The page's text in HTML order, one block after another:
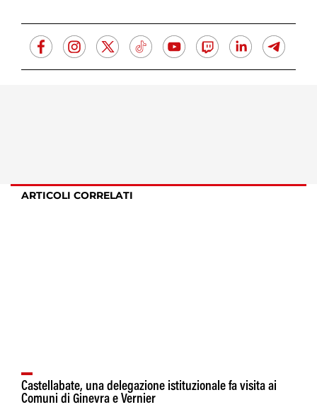
ARTICOLI CORRELATI
Castellabate, una delegazione istituzionale fa visita ai
Comuni di Ginevra e Vernier